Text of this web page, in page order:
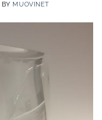
BY MUOVINET